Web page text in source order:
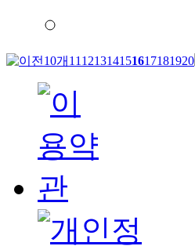
11 121314151617181920